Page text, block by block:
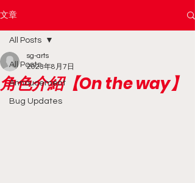
文章
All Posts
Annoucement
Bug Updates
All Posts
角色介紹【On the way】
sg-arts
2023年8月7日